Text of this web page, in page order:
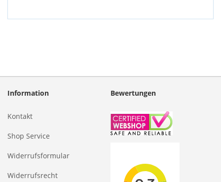
Information
Kontakt
Shop Service
Widerrufsformular
Widerrufsrecht
Bewertungen